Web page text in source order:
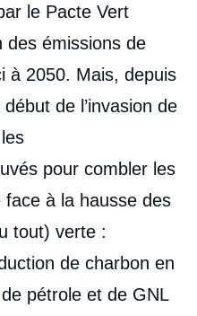
le Pacte Vert
des émissions de
à 2050. Mais, depuis
de l’invasion de
pour combler les
à la hausse des
tout) verte :
de charbon en
pétrole et de GNL